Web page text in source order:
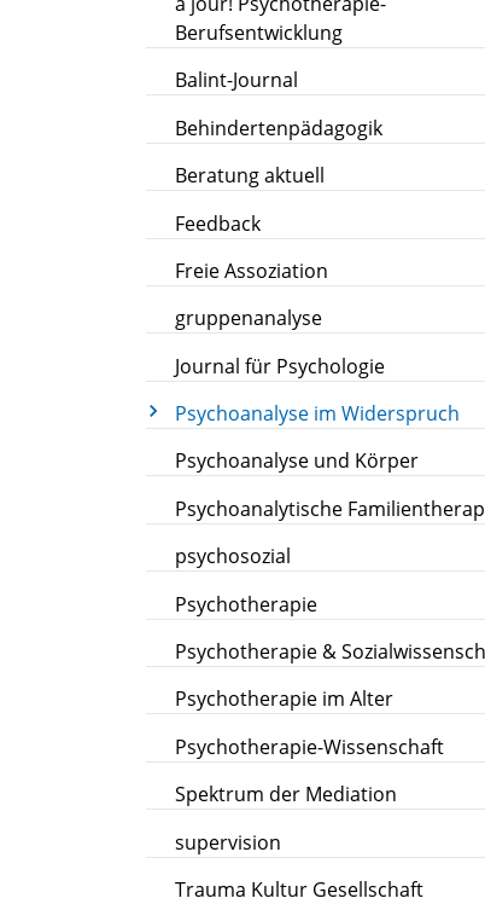
Berufsentwicklung
Balint-Journal
Behindertenpädagogik
Beratung aktuell
Feedback
Freie Assoziation
gruppenanalyse
Journal für Psychologie
Psychoanalyse im Widerspruch
Psychoanalyse und Körper
Psychoanalytische
psychosozial
Psychotherapie
Psychotherapie &
Psychotherapie im Alter
Psychotherapie-Wissenschaft
Spektrum der Mediation
supervision
Trauma Kultur Gesellschaft